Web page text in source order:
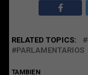
RELATED TOPICS:
PARLAMENTARIOS
TAMBIEN